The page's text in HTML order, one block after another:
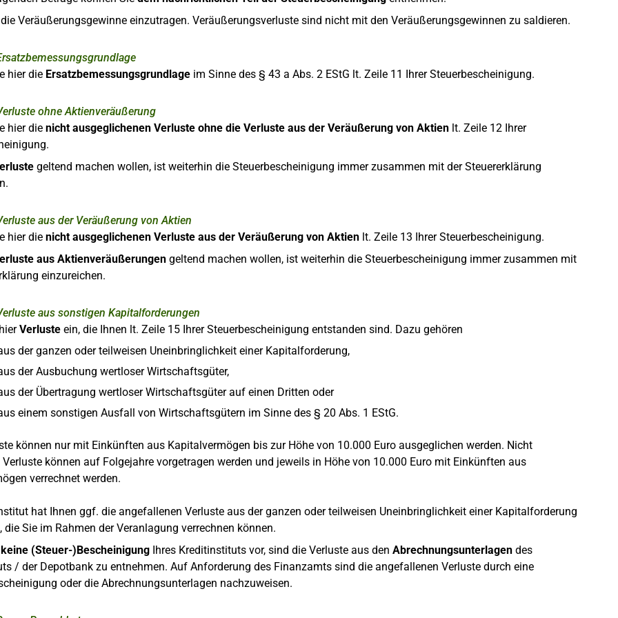
Veräußerungsgewinne einzutragen. Veräußerungsverluste sind nicht mit den Veräußerungsgewinnen zu saldieren.
hier die Ersatzbemessungsgrundlage im Sinne des § 43 a Abs. 2 EStG lt. Zeile 11 Ihrer Steuerbescheinigung.
ohne Aktienveräußerung
hier die nicht ausgeglichenen Verluste ohne die Verluste aus der Veräußerung von Aktien lt. Zeile 12 Ihrer
geltend machen wollen, ist weiterhin die Steuerbescheinigung immer zusammen mit der Steuererklärung
aus der Veräußerung von Aktien
hier die nicht ausgeglichenen Verluste aus der Veräußerung von Aktien lt. Zeile 13 Ihrer Steuerbescheinigung.
aus Aktienveräußerungen geltend machen wollen, ist weiterhin die Steuerbescheinigung immer zusammen mit
einzureichen.
aus sonstigen Kapitalforderungen
Verluste ein, die Ihnen lt. Zeile 15 Ihrer Steuerbescheinigung entstanden sind. Dazu gehören
der ganzen oder teilweisen Uneinbringlichkeit einer Kapitalforderung,
der Ausbuchung wertloser Wirtschaftsgüter,
der Übertragung wertloser Wirtschaftsgüter auf einen Dritten oder
einem sonstigen Ausfall von Wirtschaftsgütern im Sinne des § 20 Abs. 1 EStG.
können nur mit Einkünften aus Kapitalvermögen bis zur Höhe von 10.000 Euro ausgeglichen werden. Nicht
Verluste können auf Folgejahre vorgetragen werden und jeweils in Höhe von 10.000 Euro mit Einkünften aus
verrechnet werden.
hat Ihnen ggf. die angefallenen Verluste aus der ganzen oder teilweisen Uneinbringlichkeit einer Kapitalforderung
die Sie im Rahmen der Veranlagung verrechnen können.
keine (Steuer-)Bescheinigung Ihres Kreditinstituts vor, sind die Verluste aus den Abrechnungsunterlagen des
/ der Depotbank zu entnehmen. Auf Anforderung des Finanzamts sind die angefallenen Verluste durch eine
oder die Abrechnungsunterlagen nachzuweisen.